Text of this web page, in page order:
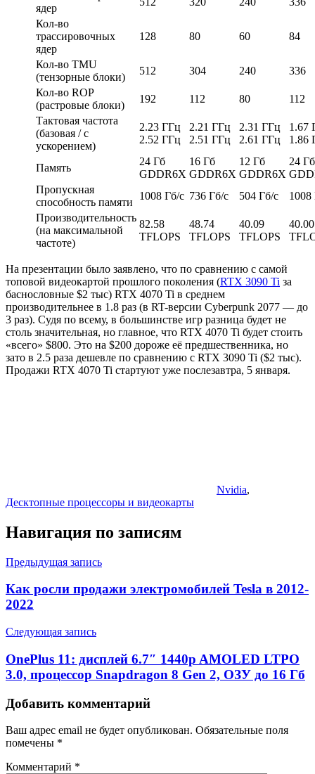
ядер
Кол-во
трассировочных
ядер
128 80 60 84
Кол-во TMU
(тензорные блоки)
512 304 240
336
Кол-во ROP
(растровые блоки)
192 112 80
112
Тактовая частота
(базовая / с
ускорением)
2.23 ГГц
2.52 ГГц
2.21 ГГц
2.51 ГГц
2.31 ГГц
2.61 ГГц
1.67
1.86
Память
24 Гб
GDDR6X
16 Гб
GDDR6X
12 Гб
GDDR6X
24 Гб
Пропускная
способность памяти
1008 Гб/с 736 Гб/с 504 Гб/с
1008
Производительность
(на максимальной
частоте)
82.58
TFLOPS
48.74
TFLOPS
40.09
TFLOPS
40.00
На презентации было заявлено, что по сравнению с самой
топовой видеокартой прошлого поколения (RTX 3090 Ti за
баснословные $2 тыс) RTX 4070 Ti в среднем
производительнее в 1.8 раз (в RT-версии Cyberpunk 2077 — до
3 раз). Судя по всему, в большинстве игр разница будет не
столь значительная, но главное, что RTX 4070 Ti будет стоить
«всего» $800. Это на $200 дороже её предшественника, но
зато в 2.5 раза дешевле по сравнению с RTX 3090 Ti ($2 тыс).
Продажи RTX 4070 Ti стартуют уже послезавтра, 5 января.
Nvidia,
Десктопные процессоры и видеокарты
Навигация по записям
Предыдущая запись
Как росли продажи электромобилей Tesla в 2012-
2022
Следующая запись
OnePlus 11: дисплей 6.7″ 1440p AMOLED LTPO
3.0, процессор Snapdragon 8 Gen 2, ОЗУ до 16 Гб
Добавить комментарий
Ваш адрес email не будет опубликован. Обязательные поля
помечены *
Комментарий *